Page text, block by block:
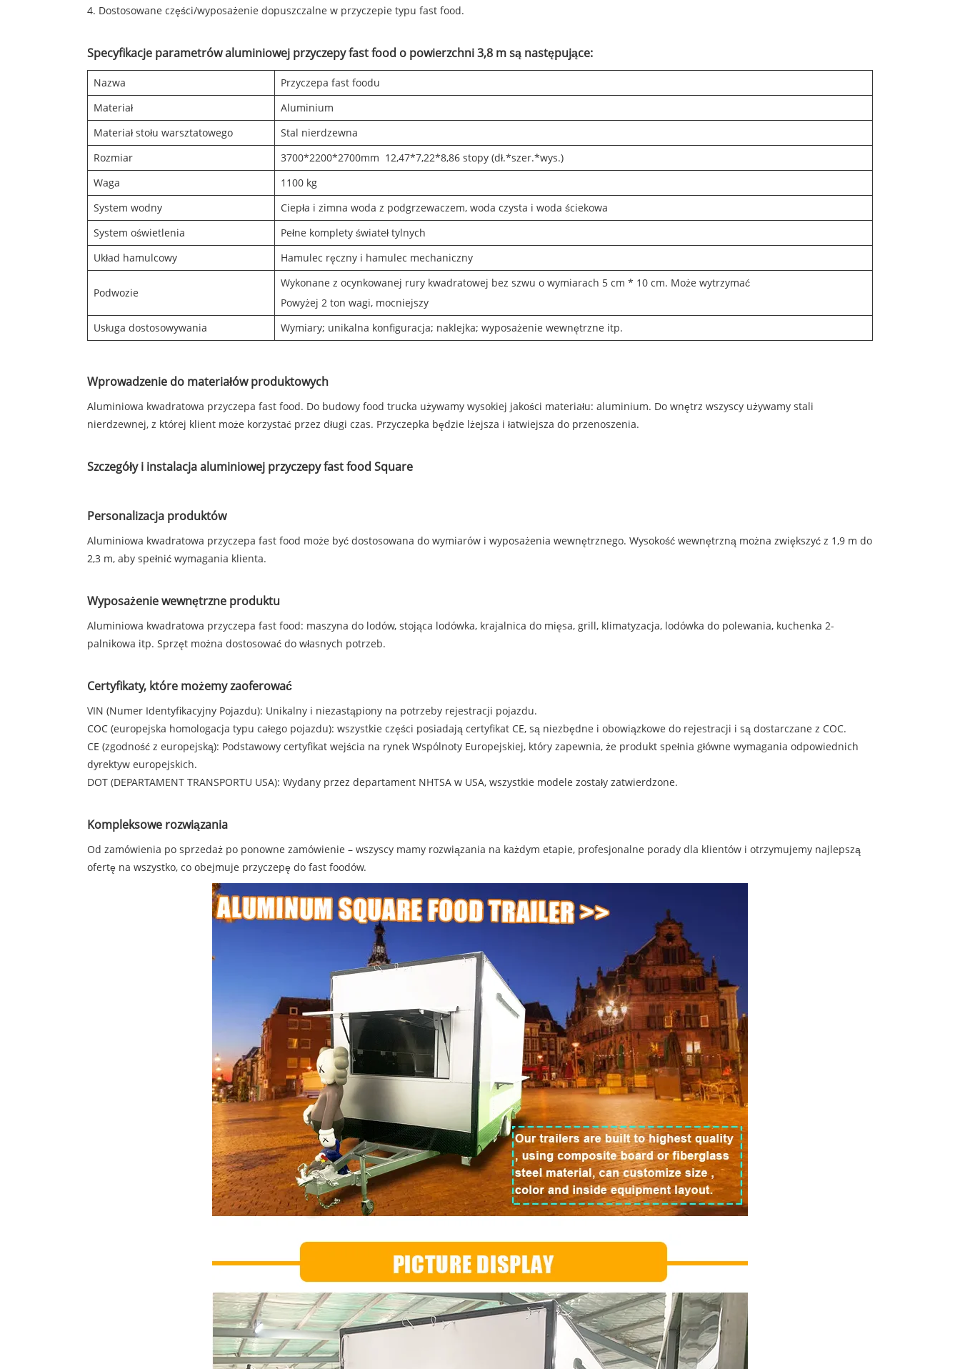
4. Dostosowane części/wyposażenie dopuszczalne w przyczepie typu fast food.
Specyfikacje parametrów aluminiowej przyczepy fast food o powierzchni 3,8 m są następujące:
Nazwa
Przyczepa fast foodu
Materiał
Aluminium
Materiał stołu warsztatowego
Stal nierdzewna
Rozmiar
3700*2200*2700mm 12,47*7,22*8,86 stopy (dł.*szer.*wys.)
Waga
1100 kg
System wodny
Ciepła i zimna woda z podgrzewaczem, woda czysta i woda ściekowa
System oświetlenia
Pełne komplety świateł tylnych
Układ hamulcowy
Hamulec ręczny i hamulec mechaniczny
Podwozie
Wykonane z ocynkowanej rury kwadratowej bez szwu o wymiarach 5 cm * 10 cm. Może wytrzymać
Powyżej 2 ton wagi, mocniejszy
Usługa dostosowywania
Wymiary; unikalna konfiguracja; naklejka; wyposażenie wewnętrzne itp.
Wprowadzenie do materiałów produktowych
Aluminiowa kwadratowa przyczepa fast food. Do budowy food trucka używamy wysokiej jakości materiału: aluminium. Do wnętrz wszyscy używamy stali
nierdzewnej, z której klient może korzystać przez długi czas. Przyczepka będzie lżejsza i łatwiejsza do przenoszenia.
Szczegóły i instalacja aluminiowej przyczepy fast food Square
Personalizacja produktów
Aluminiowa kwadratowa przyczepa fast food może być dostosowana do wymiarów i wyposażenia wewnętrznego. Wysokość wewnętrzną można zwiększyć z 1,9 m do
2,3 m, aby spełnić wymagania klienta.
Wyposażenie wewnętrzne produktu
Aluminiowa kwadratowa przyczepa fast food: maszyna do lodów, stojąca lodówka, krajalnica do mięsa, grill, klimatyzacja, lodówka do polewania, kuchenka 2-
palnikowa itp. Sprzęt można dostosować do własnych potrzeb.
Certyfikaty, które możemy zaoferować
VIN (Numer Identyfikacyjny Pojazdu): Unikalny i niezastąpiony na potrzeby rejestracji pojazdu.
COC (europejska homologacja typu całego pojazdu): wszystkie części posiadają certyfikat CE, są niezbędne i obowiązkowe do rejestracji i są dostarczane z COC.
CE (zgodność z europejską): Podstawowy certyfikat wejścia na rynek Wspólnoty Europejskiej, który zapewnia, że ​​produkt spełnia główne wymagania odpowiednich
dyrektyw europejskich.
DOT (DEPARTAMENT TRANSPORTU USA): Wydany przez departament NHTSA w USA, wszystkie modele zostały zatwierdzone.
Kompleksowe rozwiązania
Od zamówienia po sprzedaż po ponowne zamówienie – wszyscy mamy rozwiązania na każdym etapie, profesjonalne porady dla klientów i otrzymujemy najlepszą
ofertę na wszystko, co obejmuje przyczepę do fast foodów.